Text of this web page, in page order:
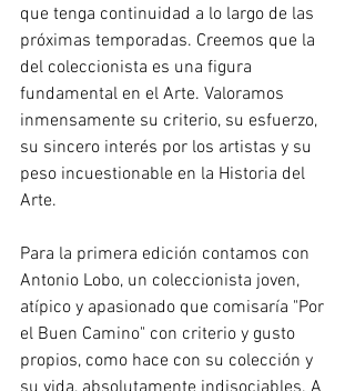
que tenga continuidad a lo largo de las
próximas temporadas. Creemos que la
del coleccionista es una figura
fundamental en el Arte. Valoramos
inmensamente su criterio, su esfuerzo,
su sincero interés por los artistas y su
peso incuestionable en la Historia del
Arte.
Para la primera edición contamos con
Antonio Lobo, un coleccionista joven,
atípico y apasionado que comisaría "Por
el Buen Camino" con criterio y gusto
propios, como hace con su colección y